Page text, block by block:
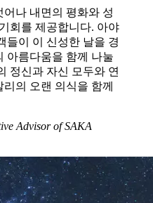
나 내면의 평화와 성
회를 제공합니다. 아야
들이 이 신성한 날을 경
아름다움을 함께 나눌
정신과 자신 모두와 연
의 오랜 의식을 함께
Advisor of SAKA